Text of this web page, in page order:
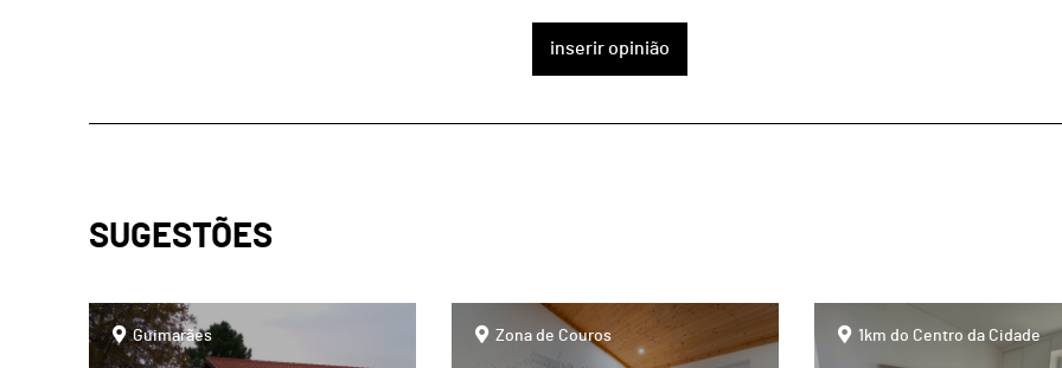
inserir opinião
SUGESTÕES
pageGuimarães pageZona de Couros page1km do Centro da Cidade